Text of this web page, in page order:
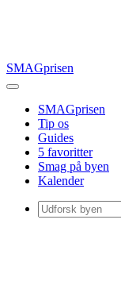
SMAGprisen
SMAGprisen
Tip os
Guides
5 favoritter
Smag på byen
Kalender